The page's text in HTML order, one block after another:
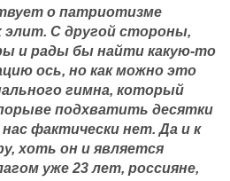
о патриотизме
элит. С другой стороны,
и рады бы найти какую-то
ось, но как можно это
гимна, который
подхватить десятки
фактически нет. Да и к
хоть он и является
уже 23 лет, россияне,